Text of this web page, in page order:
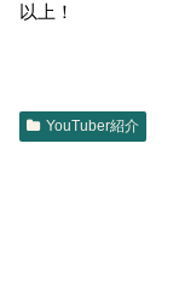
以上！
YouTuber紹介